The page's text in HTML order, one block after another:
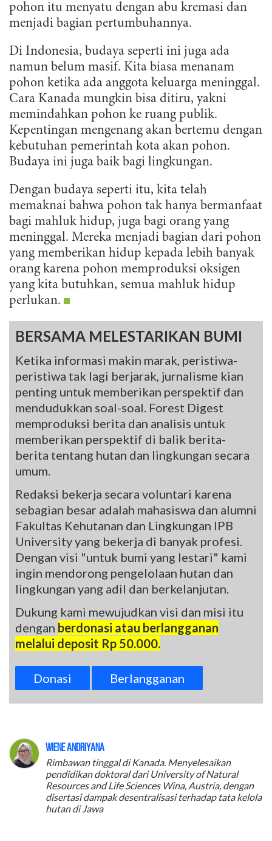
pohon itu menyatu dengan abu kremasi dan
menjadi bagian pertumbuhannya.
Di Indonesia, budaya seperti ini juga ada
namun belum masif. Kita biasa menanam
pohon ketika ada anggota keluarga meninggal.
Cara Kanada mungkin bisa ditiru, yakni
memindahkan pohon ke ruang publik.
Kepentingan mengenang akan bertemu dengan
kebutuhan pemerintah kota akan pohon.
Budaya ini juga baik bagi lingkungan.
Dengan budaya seperti itu, kita telah
memaknai bahwa pohon tak hanya bermanfaat
bagi mahluk hidup, juga bagi orang yang
meninggal. Mereka menjadi bagian dari pohon
yang memberikan hidup kepada lebih banyak
orang karena pohon memproduksi oksigen
yang kita butuhkan, semua mahluk hidup
perlukan.
BERSAMA MELESTARIKAN BUMI
Ketika informasi makin marak, peristiwa-
peristiwa tak lagi berjarak, jurnalisme kian
penting untuk memberikan perspektif dan
mendudukkan soal-soal. Forest Digest
memproduksi berita dan analisis untuk
memberikan perspektif di balik berita-
berita tentang hutan dan lingkungan secara
umum.
Redaksi bekerja secara voluntari karena
sebagian besar adalah mahasiswa dan alumni
Fakultas Kehutanan dan Lingkungan IPB
University yang bekerja di banyak profesi.
Dengan visi "untuk bumi yang lestari" kami
ingin mendorong pengelolaan hutan dan
lingkungan yang adil dan berkelanjutan.
Dukung kami mewujudkan visi dan misi itu
dengan berdonasi atau berlangganan
melalui deposit Rp 50.000.
Donasi Berlangganan
Wiene Andriyana
Rimbawan tinggal di Kanada. Menyelesaikan
pendidikan doktoral dari University of Natural
Resources and Life Sciences Wina, Austria, dengan
disertasi dampak desentralisasi terhadap tata kelola
hutan di Jawa